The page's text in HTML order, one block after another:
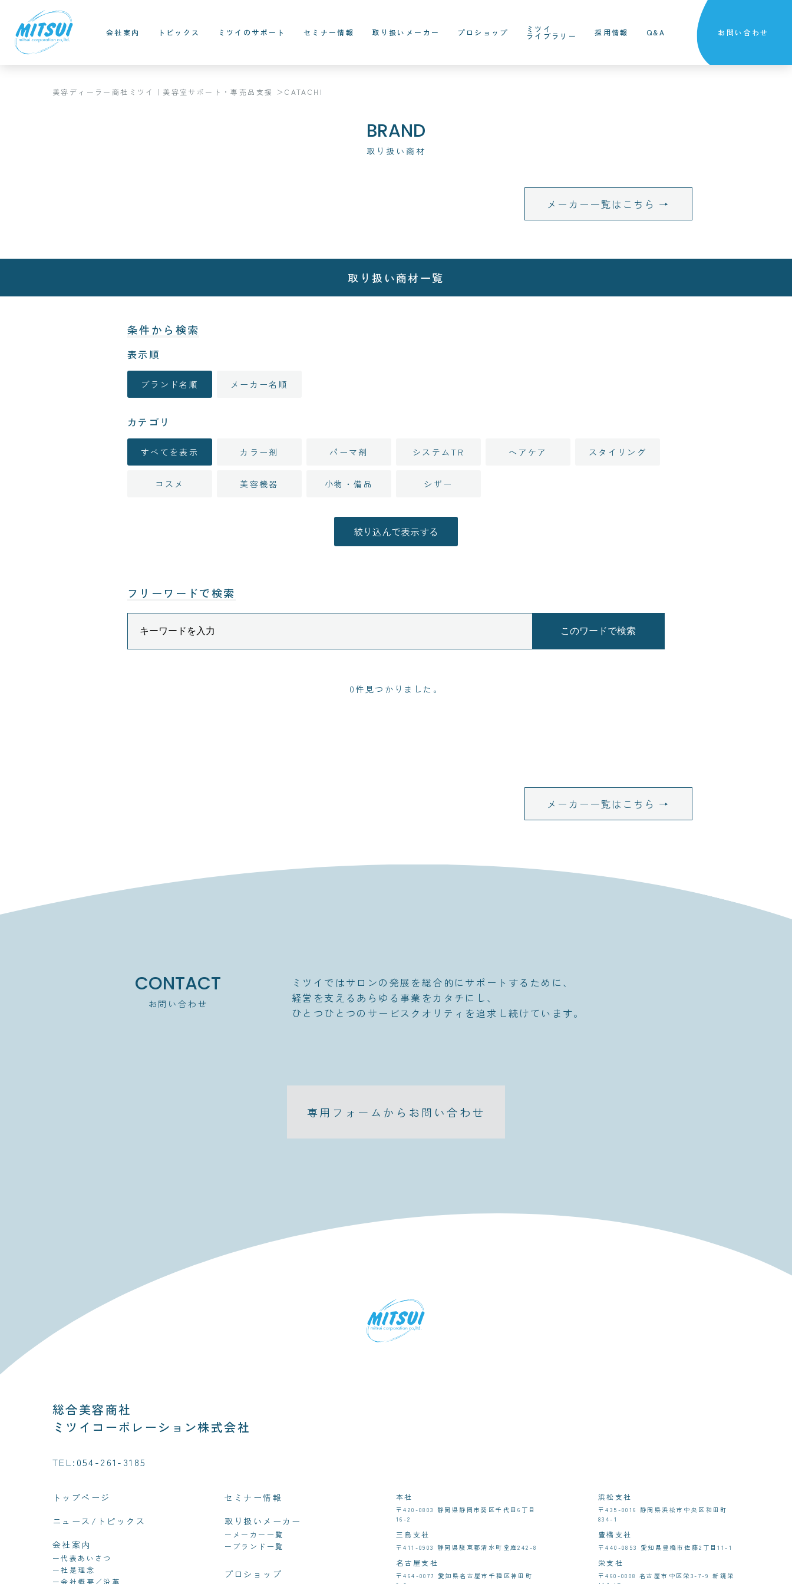
会社案内 トピックス ミツイのサポート セミナー情報 取り扱いメーカー プロショップ ミツイ
ライブラリー 採用情報 Q&A お問い合わせ
美容ディーラー商社ミツイ｜美容室サポート・専売品支援 CATACHI
BRAND
取り扱い商材
メーカー一覧はこちら →
取り扱い商材一覧
条件から検索
表示順
ブランド名順 メーカー名順
カテゴリ
すべてを表示 カラー剤 パーマ剤 システムTR ヘアケア スタイリング
コスメ 美容機器 小物・備品 シザー
フリーワードで検索
0件見つかりました。
メーカー一覧はこちら →
CONTACT
お問い合わせ
ミツイではサロンの発展を総合的にサポートするために、
経営を支えるあらゆる事業をカタチにし、
ひとつひとつのサービスクオリティを追求し続けています。
専用フォームからお問い合わせ
総合美容商社
ミツイコーポレーション株式会社
TEL:054-261-3185
トップページ
ニュース/トピックス
会社案内
ー代表あいさつ
ー社是理念
ー会社概要／沿革
セミナー情報
取り扱いメーカー
ーメーカー一覧
ーブランド一覧
プロショップ
本社
〒420-0803 静岡県静岡市葵区千代田6丁目
16-2
浜松支社
〒435-0016 静岡県浜松市中央区和田町
834-1
三島支社
〒411-0903 静岡県駿東郡清水町堂庭242-8
豊橋支社
〒440-0853 愛知県豊橋市佐藤2丁目11-1
名古屋支社
〒464-0077 愛知県名古屋市千種区神田町
栄支社
〒460-0008 名古屋市中区栄3-7-9 新鏡栄